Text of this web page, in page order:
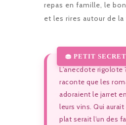
repas en famille, le
et les rires autour de la
L’anecdote rigolote
raconte que les
adoraient le jarret
leurs vins. Qui aurait
plat serait l’un des